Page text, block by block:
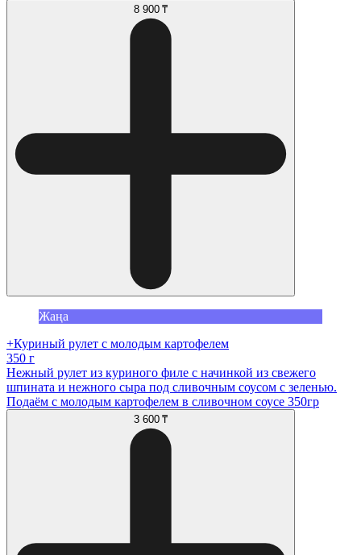
8 900 ₸
Жаңа
+Куриный рулет с молодым картофелем
350 г
Нежный рулет из куриного филе с начинкой из свежего
шпината и нежного сыра под сливочным соусом с зеленью.
Подаём с молодым картофелем в сливочном соусе 350гр
3 600 ₸